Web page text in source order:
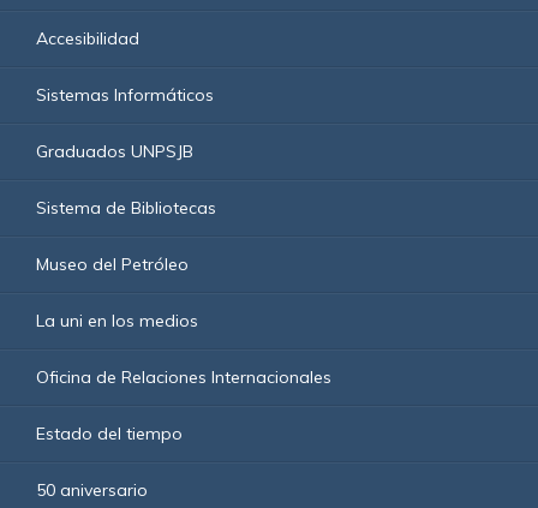
Accesibilidad
Sistemas Informáticos
Graduados UNPSJB
Sistema de Bibliotecas
Museo del Petróleo
La uni en los medios
Oficina de Relaciones Internacionales
Estado del tiempo
50 aniversario